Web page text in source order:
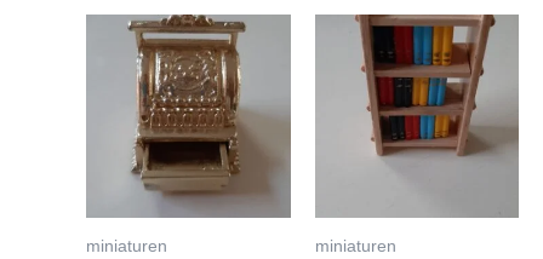
miniaturen miniaturen